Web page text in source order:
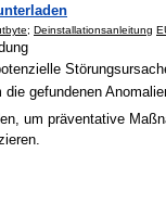
; Deinstallationsanleitung
gefundenen
um präventative